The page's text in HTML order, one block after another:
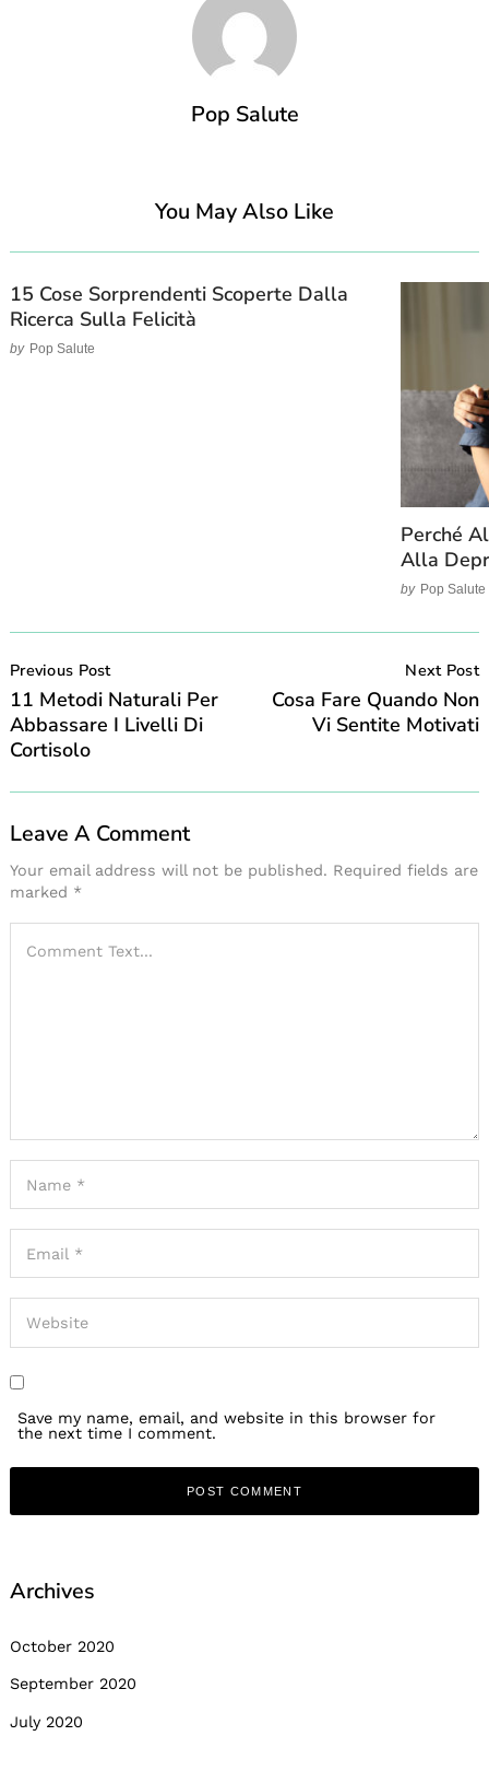
Pop Salute
You May Also Like
15 Cose Sorprendenti Scoperte Dalla
Ricerca Sulla Felicità
by Pop Salute
Perché
Alla
by Pop Salute
Navigation
Previous Post
11 Metodi Naturali Per
Abbassare I Livelli Di
Cortisolo
Next Post
Cosa Fare Quando Non
Vi Sentite Motivati
Leave A Comment
Your email address will not be published. Required fields are
marked *
Save my name, email, and website in this browser for
the next time I comment.
Archives
October 2020
September 2020
July 2020